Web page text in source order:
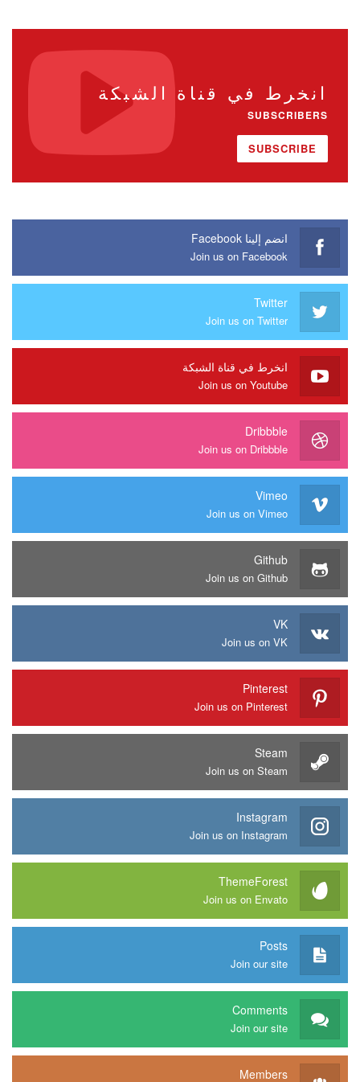
انخرط في قناة الشبكة
SUBSCRIBERS
SUBSCRIBE
انضم إلينا Facebook
Join us on Facebook
Twitter
Join us on Twitter
انخرط في قناة الشبكة
Join us on Youtube
Dribbble
Join us on Dribbble
Vimeo
Join us on Vimeo
Github
Join us on Github
VK
Join us on VK
Pinterest
Join us on Pinterest
Steam
Join us on Steam
Instagram
Join us on Instagram
ThemeForest
Join us on Envato
Posts
Join our site
Comments
Join our site
Members